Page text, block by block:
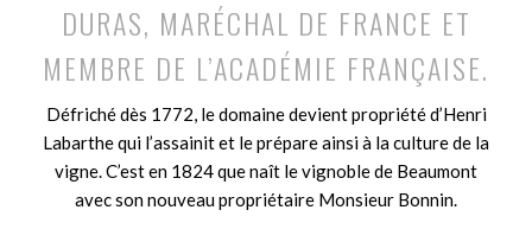
DURAS, MARÉCHAL DE FRANCE ET
MEMBRE DE L’ACADÉMIE FRANÇAISE.
Défriché dès 1772, le domaine devient propriété d’Henri
Labarthe qui l’assainit et le prépare ainsi à la culture de la
vigne. C’est en 1824 que naît le vignoble de Beaumont
avec son nouveau propriétaire Monsieur Bonnin.